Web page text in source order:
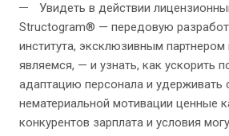
Увидеть в действии
Structogram® — передовую
института, эксклюзивным
являемся, — и узнать, как ускорить
адаптацию персонала и
нематериальной мотивации ценные
конкурентов зарплата и условия